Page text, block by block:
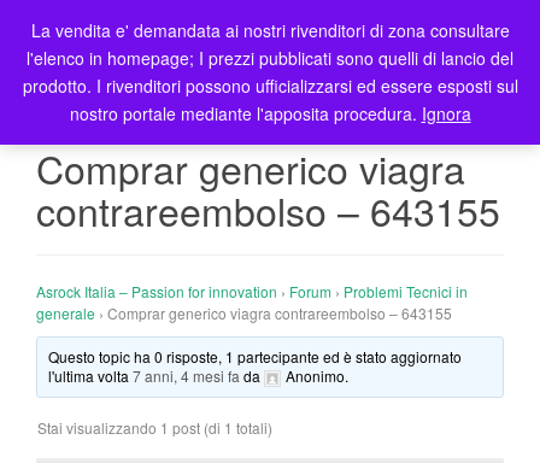
T
o
g
l
n
a
a
i
Comprar generico viagra
contrareembolso – 643155
Asrock Italia – Passion for innovation › Forum › Problemi Tecnici in
generale › Comprar generico viagra contrareembolso – 643155
Questo topic ha 0 risposte, 1 partecipante ed è stato aggiornato
l'ultima volta7 anni, 4 mesi fa da Anonimo.
Stai visualizzando 1 post (di 1 totali)
La vendita e' demandata ai nostri rivenditori di zona consultare
l'elenco in homepage; I prezzi pubblicati sono quelli di lancio del
prodotto. I rivenditori possono ufficializzarsi ed essere esposti sul
nostro portale mediante l'apposita procedura. Ignora